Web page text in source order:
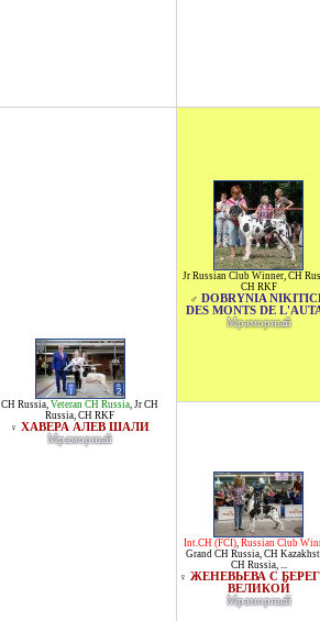
CH Russia, Veteran CH Russia, Jr CH
Russia, CH RKF
♀ ХАВЕРА АЛЕВ ШАЛИ
Мраморный
Jr Russian Club Winner, CH
CH RKF
♂ DOBRYNIA
DES MONTS DE
Мраморный
Int.CH (FCI), Russian Club
Grand CH Russia, CH
CH Russia, ...
♀ ЖЕНЕВЬЕВА С
ВЕЛИКОЙ
Мраморный